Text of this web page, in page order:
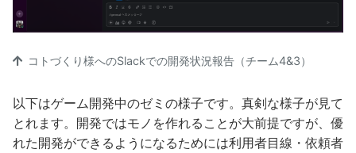
コトづくり様へのSlackでの開発状況報告（チーム4&3）
以下はゲーム開発中のゼミの様子です。真剣な様子が見て
とれます。開発ではモノを作れることが大前提ですが、優
れた開発ができるようになるためには利用者目線・依頼者